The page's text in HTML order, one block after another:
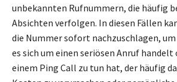
unbekannten Rufnummern, die häufig
Absichten verfolgen. In diesen Fällen
die Nummer sofort nachzuschlagen,
es sich um einen seriösen Anruf
einem Ping Call zu tun hat, der häufig